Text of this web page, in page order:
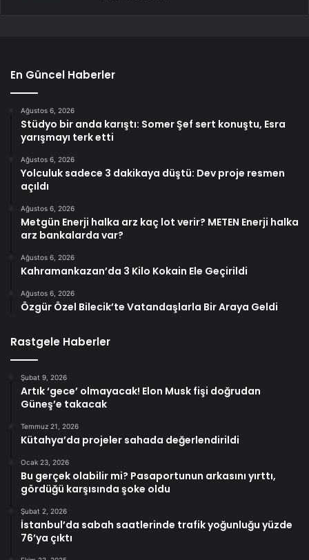
En Güncel Haberler
Ağustos 6, 2026
Stüdyo bir anda karıştı: Somer Şef sert konuştu, Esra
yarışmayı terk etti
Ağustos 6, 2026
Yolculuk sadece 3 dakikaya düştü: Dev proje resmen
açıldı
Ağustos 6, 2026
Metgün Enerji halka arz kaç lot verir? METEN Enerji halka
arz bankalarda var?
Ağustos 6, 2026
Kahramankazan’da 3 Kilo Kokain Ele Geçirildi
Ağustos 6, 2026
Özgür Özel Bilecik’te Vatandaşlarla Bir Araya Geldi
Rastgele Haberler
Şubat 9, 2026
Artık ‘gece’ olmayacak! Elon Musk fişi doğrudan
Güneş’e takacak
Temmuz 21, 2026
Kütahya’da projeler sahada değerlendirildi
Ocak 23, 2026
Bu gerçek olabilir mi? Pasaportunun arkasını yırttı,
gördüğü karşısında şoke oldu
Şubat 2, 2026
İstanbul’da sabah saatlerinde trafik yoğunluğu yüzde
76’ya çıktı